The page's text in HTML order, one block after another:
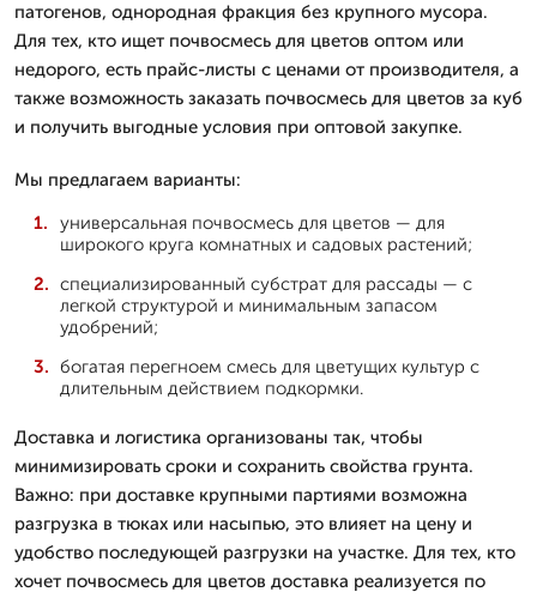
патогенов, однородная фракция без крупного мусора.
Для тех, кто ищет почвосмесь для цветов оптом или
недорого, есть прайс-листы с ценами от производителя, а
также возможность заказать почвосмесь для цветов за куб
и получить выгодные условия при оптовой закупке.
Мы предлагаем варианты:
универсальная почвосмесь для цветов — для
широкого круга комнатных и садовых растений;
специализированный субстрат для рассады — с
легкой структурой и минимальным запасом
удобрений;
богатая перегноем смесь для цветущих культур с
длительным действием подкормки.
Доставка и логистика организованы так, чтобы
минимизировать сроки и сохранить свойства грунта.
Важно: при доставке крупными партиями возможна
разгрузка в тюках или насыпью, это влияет на цену и
удобство последующей разгрузки на участке. Для тех, кто
хочет почвосмесь для цветов доставка реализуется по